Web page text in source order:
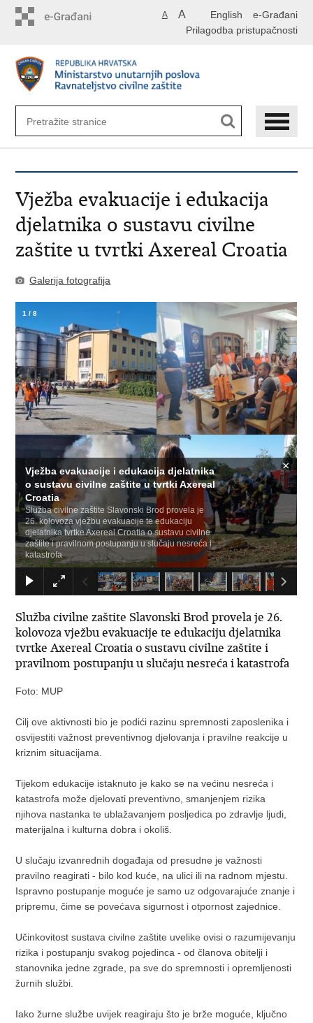
English e-Građani
A A
Prilagodba pristupačnosti
Vježba evakuacije i edukacija
djelatnika o sustavu civilne
zaštite u tvrtki Axereal Croatia
Galerija fotografija
Vježba evakuacije i edukacija djelatnika
o sustavu civilne zaštite u tvrtki Axereal
Croatia
Služba civilne zaštite Slavonski Brod provela je
26. kolovoza vježbu evakuacije te edukaciju
djelatnika tvrtke Axereal Croatia o sustavu civilne
zaštite i pravilnom postupanju u slučaju nesreća i
katastrofa
×
1 /8
Služba civilne zaštite Slavonski Brod provela je 26.
kolovoza vježbu evakuacije te edukaciju djelatnika
tvrtke Axereal Croatia o sustavu civilne zaštite i
pravilnom postupanju u slučaju nesreća i katastrofa
Foto: MUP
Cilj ove aktivnosti bio je podići razinu spremnosti zaposlenika i
osvijestiti važnost preventivnog djelovanja i pravilne reakcije u
kriznim situacijama.
Tijekom edukacije istaknuto je kako se na većinu nesreća i
katastrofa može djelovati preventivno, smanjenjem rizika
njihova nastanka te ublažavanjem posljedica po zdravlje ljudi,
materijalna i kulturna dobra i okoliš.
U slučaju izvanrednih događaja od presudne je važnosti
pravilno reagirati - bilo kod kuće, na ulici ili na radnom mjestu.
Ispravno postupanje moguće je samo uz odgovarajuće znanje i
pripremu, čime se povećava sigurnost i otpornost zajednice.
Učinkovitost sustava civilne zaštite uvelike ovisi o razumijevanju
rizika i postupanju svakog pojedinca - od članova obitelji i
stanovnika jedne zgrade, pa sve do spremnosti i opremljenosti
žurnih službi.
Iako žurne službe uvijek reagiraju što je brže moguće, ključno